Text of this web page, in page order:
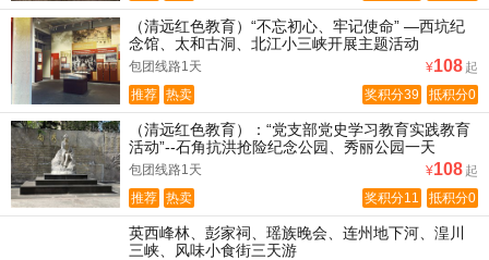
（清远红色教育）“不忘初心、牢记使命” —西坑纪
念馆、太和古洞、北江小三峡开展主题活动
包团线路1天 ¥108 起
抵积分0
奖积分39
推荐 热卖
（清远红色教育）：“党支部党史学习教育实践教育
活动”--石角抗洪抢险纪念公园、秀丽公园一天
包团线路1天 ¥108 起
抵积分0
奖积分11
推荐 热卖
英西峰林、彭家祠、瑶族晚会、连州地下河、湟川
三峡、风味小食街三天游